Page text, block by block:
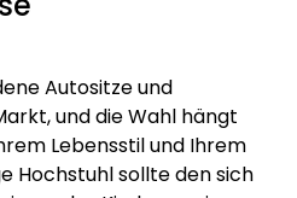
Autositze und
und die Wahl hängt
Lebensstil und Ihrem
Hochstuhl sollte den sich